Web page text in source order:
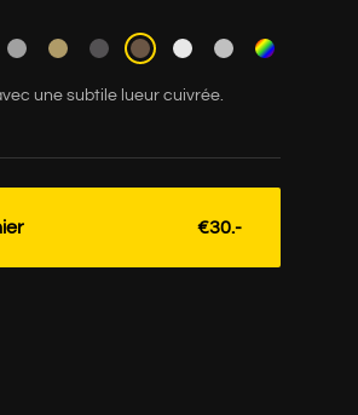
une subtile lueur cuivrée.
€30.-